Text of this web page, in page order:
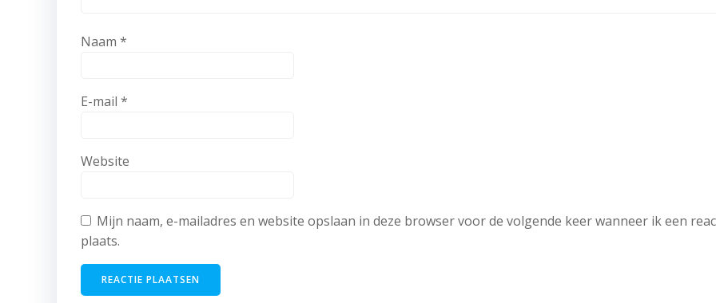
Naam *
E-mail *
Website
Mijn naam, e-mailadres en website opslaan in deze browser voor de volgende keer wanneer ik een
plaats.